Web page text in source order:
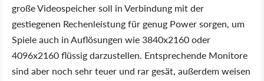
große Videospeicher soll in Verbindung mit der
gestiegenen Rechenleistung für genug Power sorgen, um
Spiele auch in Auflösungen wie 3840x2160 oder
4096x2160 flüssig darzustellen. Entsprechende Monitore
sind aber noch sehr teuer und rar gesät, außerdem weisen